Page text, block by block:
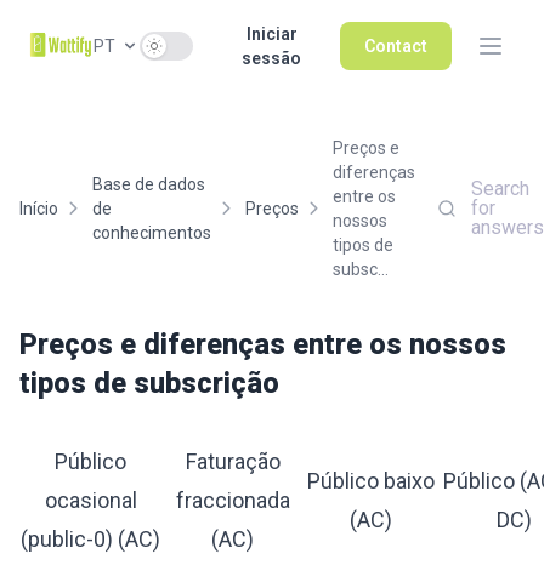
PT Use setting
Iniciar
sessão
Contact
Início
Base de dados
de
conhecimentos
Preços
Preços e
diferenças
entre os
nossos
tipos de
subsc...
Search
for
answers
Preços e diferenças entre os nossos
tipos de subscrição
Público
ocasional
(public-0) (AC)
Faturação
fraccionada
(AC)
Público baixo
(AC)
Público
DC)